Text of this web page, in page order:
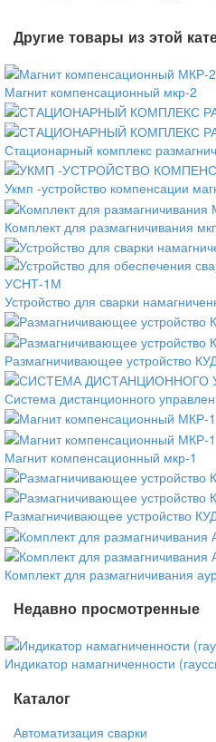
Другие товары из этой
Магнит компенсационный мкр-2
Стационарный комплекс
Укмп -устройство компенсации
Комплект для размагничивания
Устройство для сварки
Размагничивающее устройство
Система дистанционного
Магнит компенсационный мкр-1
Размагничивающее устройство
Комплект для размагничивания
Недавно просмотренные
Индикатор намагниченности
Каталог
Автоматизация сварки